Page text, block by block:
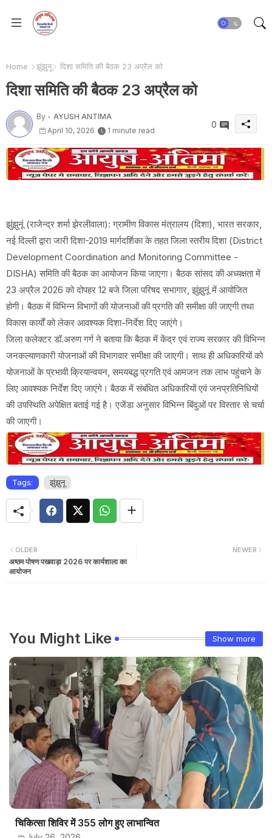
Home झुंझुनू दिशा समिति की बैठक 23 अप्रैल को
दिशा समिति की बैठक 23 अप्रैल को
By - AYUSH ANTIMA
April 10, 2026
1 minute read
0
झुंझुनूं (राजेन्द्र शर्मा झेरलीवाला): ग्रामीण विकास मंत्रालय (दिशा), भारत सरकार,
नई दिल्ली द्वारा जारी दिशा-2019 मार्गदर्शिका के तहत जिला स्तरीय दिशा (District
Development Coordination and Monitoring Committee -
DISHA) समिति की बैठक का आयोजन किया जाएगा। बैठक सांसद की अध्यक्षता में
23 अप्रैल 2026 को दोपहर 12 बजे जिला परिषद सभागार, झुंझुनूं में आयोजित
होगी। बैठक में विभिन्न विभागों की योजनाओं की प्रगति की समीक्षा की जाएगी तथा
विकास कार्यों को लेकर आवश्यक दिशा-निर्देश दिए जाएंगे।
जिला कलेक्टर डॉ.अरुण गर्ग ने बताया कि बैठक में केंद्र एवं राज्य सरकार की विभिन्न
जनकल्याणकारी योजनाओं की विभागवार समीक्षा की जाएगी। साथ ही अधिकारियों को
योजनाओं के प्रभावी क्रियान्वयन, समयबद्ध प्रगति एवं आमजन तक लाभ पहुंचाने के
लिए आवश्यक निर्देश दिए जाएंगे। बैठक में संबंधित अधिकारियों एवं जनप्रतिनिधियों
की उपस्थिति अपेक्षित बताई गई है। एजेंडा अनुसार विभिन्न बिंदुओं पर विस्तार से चर्चा
की जाएगी।
Tags: झुंझुनू
NEWER
OLDER
अष्ठम पोषण पखवाड़ा 2026 पर कार्यशाला का
आयोजन
You Might Like Show more
चिकित्सा शिविर में 355 लोग हुए लाभान्वित